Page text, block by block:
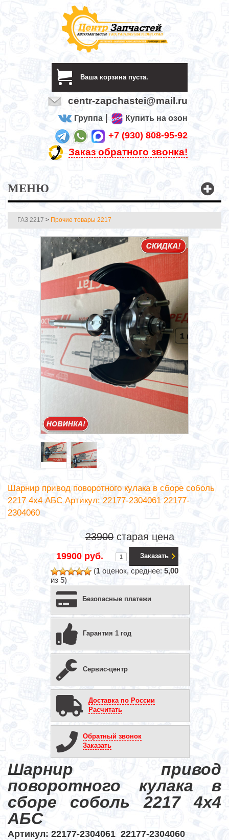
Ваша корзина пуста.
centr-zapchastei@mail.ru
Группа Купить на озон
+7 (930) 808-95-92
Заказ обратного звонка!
МЕНЮ
ГАЗ 2217 > Прочие товары 2217
Шарнир привод поворотного кулака в сборе соболь
2217 4х4 АБС Артикул: 22177-2304061 22177-
2304060
23900 старая цена
19900 руб. Заказать
(1 оценок, среднее: 5,00
из 5)
Безопасные платежи
Гарантия 1 год
Сервис-центр
Доставка по России
Расчитать
Обратный звонок
Заказать
Шарнир привод
поворотного кулака в
сборе соболь 2217 4х4
АБС
Артикул: 22177-2304061 22177-2304060